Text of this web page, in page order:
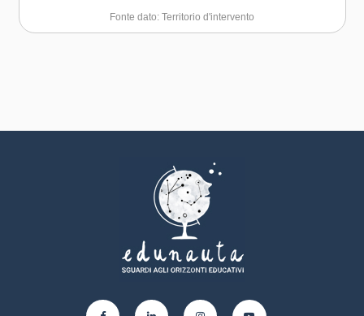
Fonte dato: Territorio d'intervento